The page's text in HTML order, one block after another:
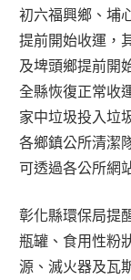
初六福興鄉、埔
提前開始收運，
及埤頭鄉提前開
全縣恢復正常收
家中垃圾投入垃
各鄉鎮公所清潔
可透過各公所網
彰化縣環保局提
瓶罐、食用性粉
源、滅火器及瓦